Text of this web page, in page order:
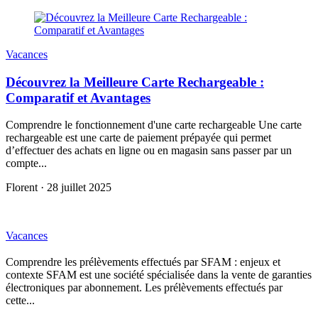
Vacances
Découvrez la Meilleure Carte Rechargeable :
Comparatif et Avantages
Comprendre le fonctionnement d'une carte rechargeable Une carte
rechargeable est une carte de paiement prépayée qui permet
d’effectuer des achats en ligne ou en magasin sans passer par un
compte...
Florent · 28 juillet 2025
Vacances
Comprendre les prélèvements effectués par SFAM : enjeux et
contexte SFAM est une société spécialisée dans la vente de garanties
électroniques par abonnement. Les prélèvements effectués par
cette...